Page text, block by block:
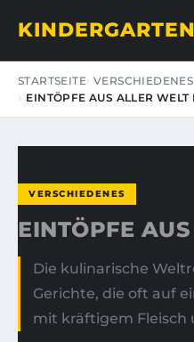
STARTSEITE VERSCHIEDENES
EINTÖPFE AUS ALLER WELT
VERSCHIEDENES
EINTÖPFE
Die kulinarische
Gerichte, die oft auf
mit kräftigem Fleisch